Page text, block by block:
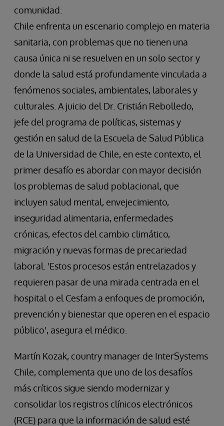
comunidad.
Chile enfrenta un escenario complejo en materia
sanitaria, con problemas que no tienen una
causa única ni se resuelven en un solo sector y
donde la salud está profundamente vinculada a
fenómenos sociales, ambientales, laborales y
culturales. A juicio del Dr. Cristián Rebolledo,
jefe del programa de políticas, sistemas y
gestión en salud de la Escuela de Salud Pública
de la Universidad de Chile, en este contexto, el
primer desafío es abordar con mayor decisión
los problemas de salud poblacional, que
incluyen salud mental, envejecimiento,
inseguridad alimentaria, enfermedades
crónicas, efectos del cambio climático,
migración y nuevas formas de precariedad
laboral. 'Estos procesos están entrelazados y
requieren pasar de una mirada centrada en el
hospital o el Cesfam a enfoques de promoción,
prevención y bienestar que operen en el espacio
público', asegura el médico.
Martín Kozak, country manager de InterSystems
Chile, complementa que uno de los desafíos
más críticos sigue siendo modernizar y
consolidar los registros clínicos electrónicos
(RCE) para que la información de salud esté